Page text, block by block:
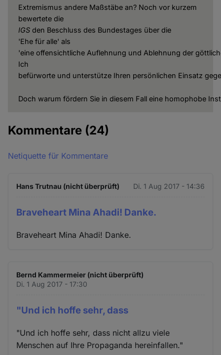
Extremismus andere Maßstäbe an? Noch vor kurzem
bewertete die
IGSden Beschluss des Bundestages über die
'Ehe für alle' als
'eine offensichtliche Auflehnung und Ablehnung der
Ich
befürworte und unterstütze Ihren persönlichen Einsatz
Doch warum fördern Sie in diesem Fall eine homophobe
Kommentare (24)
Netiquette für Kommentare
Hans Trutnau (nicht überprüft) Di. 1 Aug 2017 - 14:36
Braveheart Mina Ahadi! Danke.
Braveheart Mina Ahadi! Danke.
Bernd Kammermeier (nicht überprüft)
Di. 1 Aug 2017 - 17:30
"Und ich hoffe sehr, dass
"Und ich hoffe sehr, dass nicht allzu viele
Menschen auf Ihre Propaganda hereinfallen."